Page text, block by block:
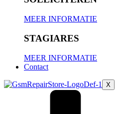
MEER INFORMATIE
STAGIARES
MEER INFORMATIE
Contact
X